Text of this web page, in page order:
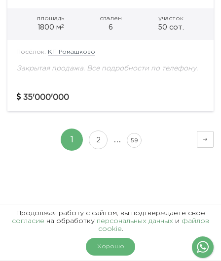
На карте
площадь
1800 м2
спален
6
участок
50 сот.
Посёлок: КП Ромашково
Закрытая продажа. Все подробности по телефону.
35'000'000
2 … 59
носит информационный характер и не является
Продолжая работу с сайтом, вы подтверждаете свое
согласие на обработку персональных данных и файлов
cookie.
Хорошо